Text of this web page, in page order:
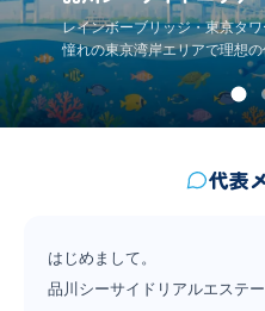
レインボーブリッジ・東京タ
憧れの東京湾岸エリアで理想
代表
はじめまして。
品川シーサイドリアルエステ